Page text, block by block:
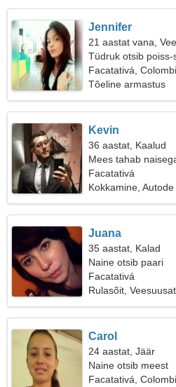
Jennifer
21 aastat vana,
Tüdruk otsib poiss-
Facatativá,
Tõeline armastus
Kevin
36 aastat, Kaalud
Mees tahab
Facatativá
Kokkamine,
Juana
35 aastat, Kalad
Naine otsib paari
Facatativá
Rulasõit,
Carol
24 aastat, Jäär
Naine otsib meest
Facatativá,